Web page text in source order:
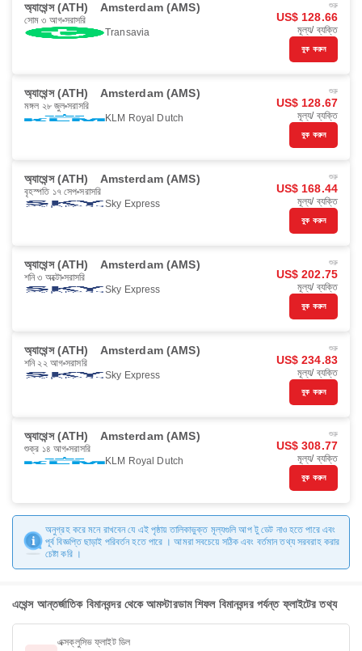
অ্যাথেন্স (ATH) Amsterdam (AMS)
সোম ৩ আগ সরাসরি
Transavia
শুরু
US$ 128.66
মূল্য/ ব্যক্তি
বুক করুন
অ্যাথেন্স (ATH) Amsterdam (AMS)
মঙ্গল ২৮ জুল সরাসরি
KLM Royal Dutch
শুরু
US$ 128.67
মূল্য/ ব্যক্তি
বুক করুন
অ্যাথেন্স (ATH) Amsterdam (AMS)
বৃহস্পতি ১৭ সেপ সরাসরি
Sky Express
শুরু
US$ 168.44
মূল্য/ ব্যক্তি
বুক করুন
অ্যাথেন্স (ATH) Amsterdam (AMS)
শনি ৩ অক্টো সরাসরি
Sky Express
শুরু
US$ 202.75
মূল্য/ ব্যক্তি
বুক করুন
অ্যাথেন্স (ATH) Amsterdam (AMS)
শনি ২২ আগ সরাসরি
Sky Express
শুরু
US$ 234.83
মূল্য/ ব্যক্তি
বুক করুন
অ্যাথেন্স (ATH) Amsterdam (AMS)
শুক্র ১৪ আগ সরাসরি
KLM Royal Dutch
শুরু
US$ 308.77
মূল্য/ ব্যক্তি
বুক করুন
অনুগ্রহ করে মনে রাখবেন যে এই পৃষ্ঠায় তালিকাভুক্ত মূল্যগুলি আপ টু ডেট নাও হতে পারে এবং
পূর্ব বিজ্ঞপ্তি ছাড়াই পরিবর্তন হতে পারে । আমরা সবচেয়ে সঠিক এবং বর্তমান তথ্য সরবরাহ করার
চেষ্টা করি ।
এথেন্স আন্তর্জাতিক বিমানবন্দর থেকে আমস্টারডাম শিফল বিমানবন্দর পর্যন্ত ফ্লাইটের তথ্য
এক্সক্লুসিভ ফ্লাইট ডিল